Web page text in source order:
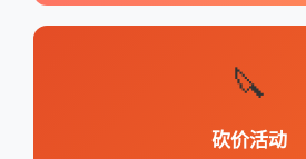
🔪
砍价活动